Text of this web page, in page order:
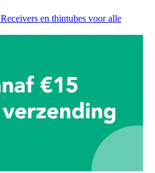
Receivers en thintubes voor alle